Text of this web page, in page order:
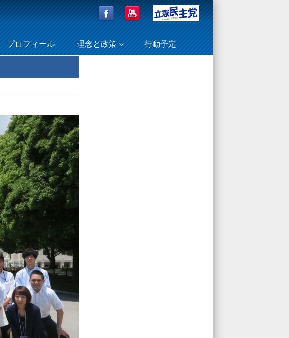
プロフィール 理念と政策 行動予定